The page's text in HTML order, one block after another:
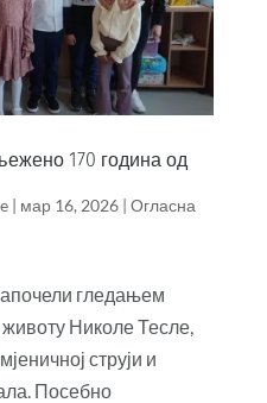
170 година од
| мар 16, 2026| Огласна
гледањем
Николе Тесле,
струји и
Посебно